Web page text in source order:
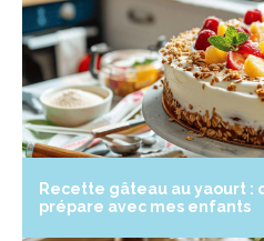
Recette gâteau au yaourt :
prépare avec mes enfants